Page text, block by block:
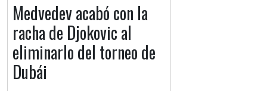
Medvedev acabó con la
racha de Djokovic al
eliminarlo del torneo de
Dubái